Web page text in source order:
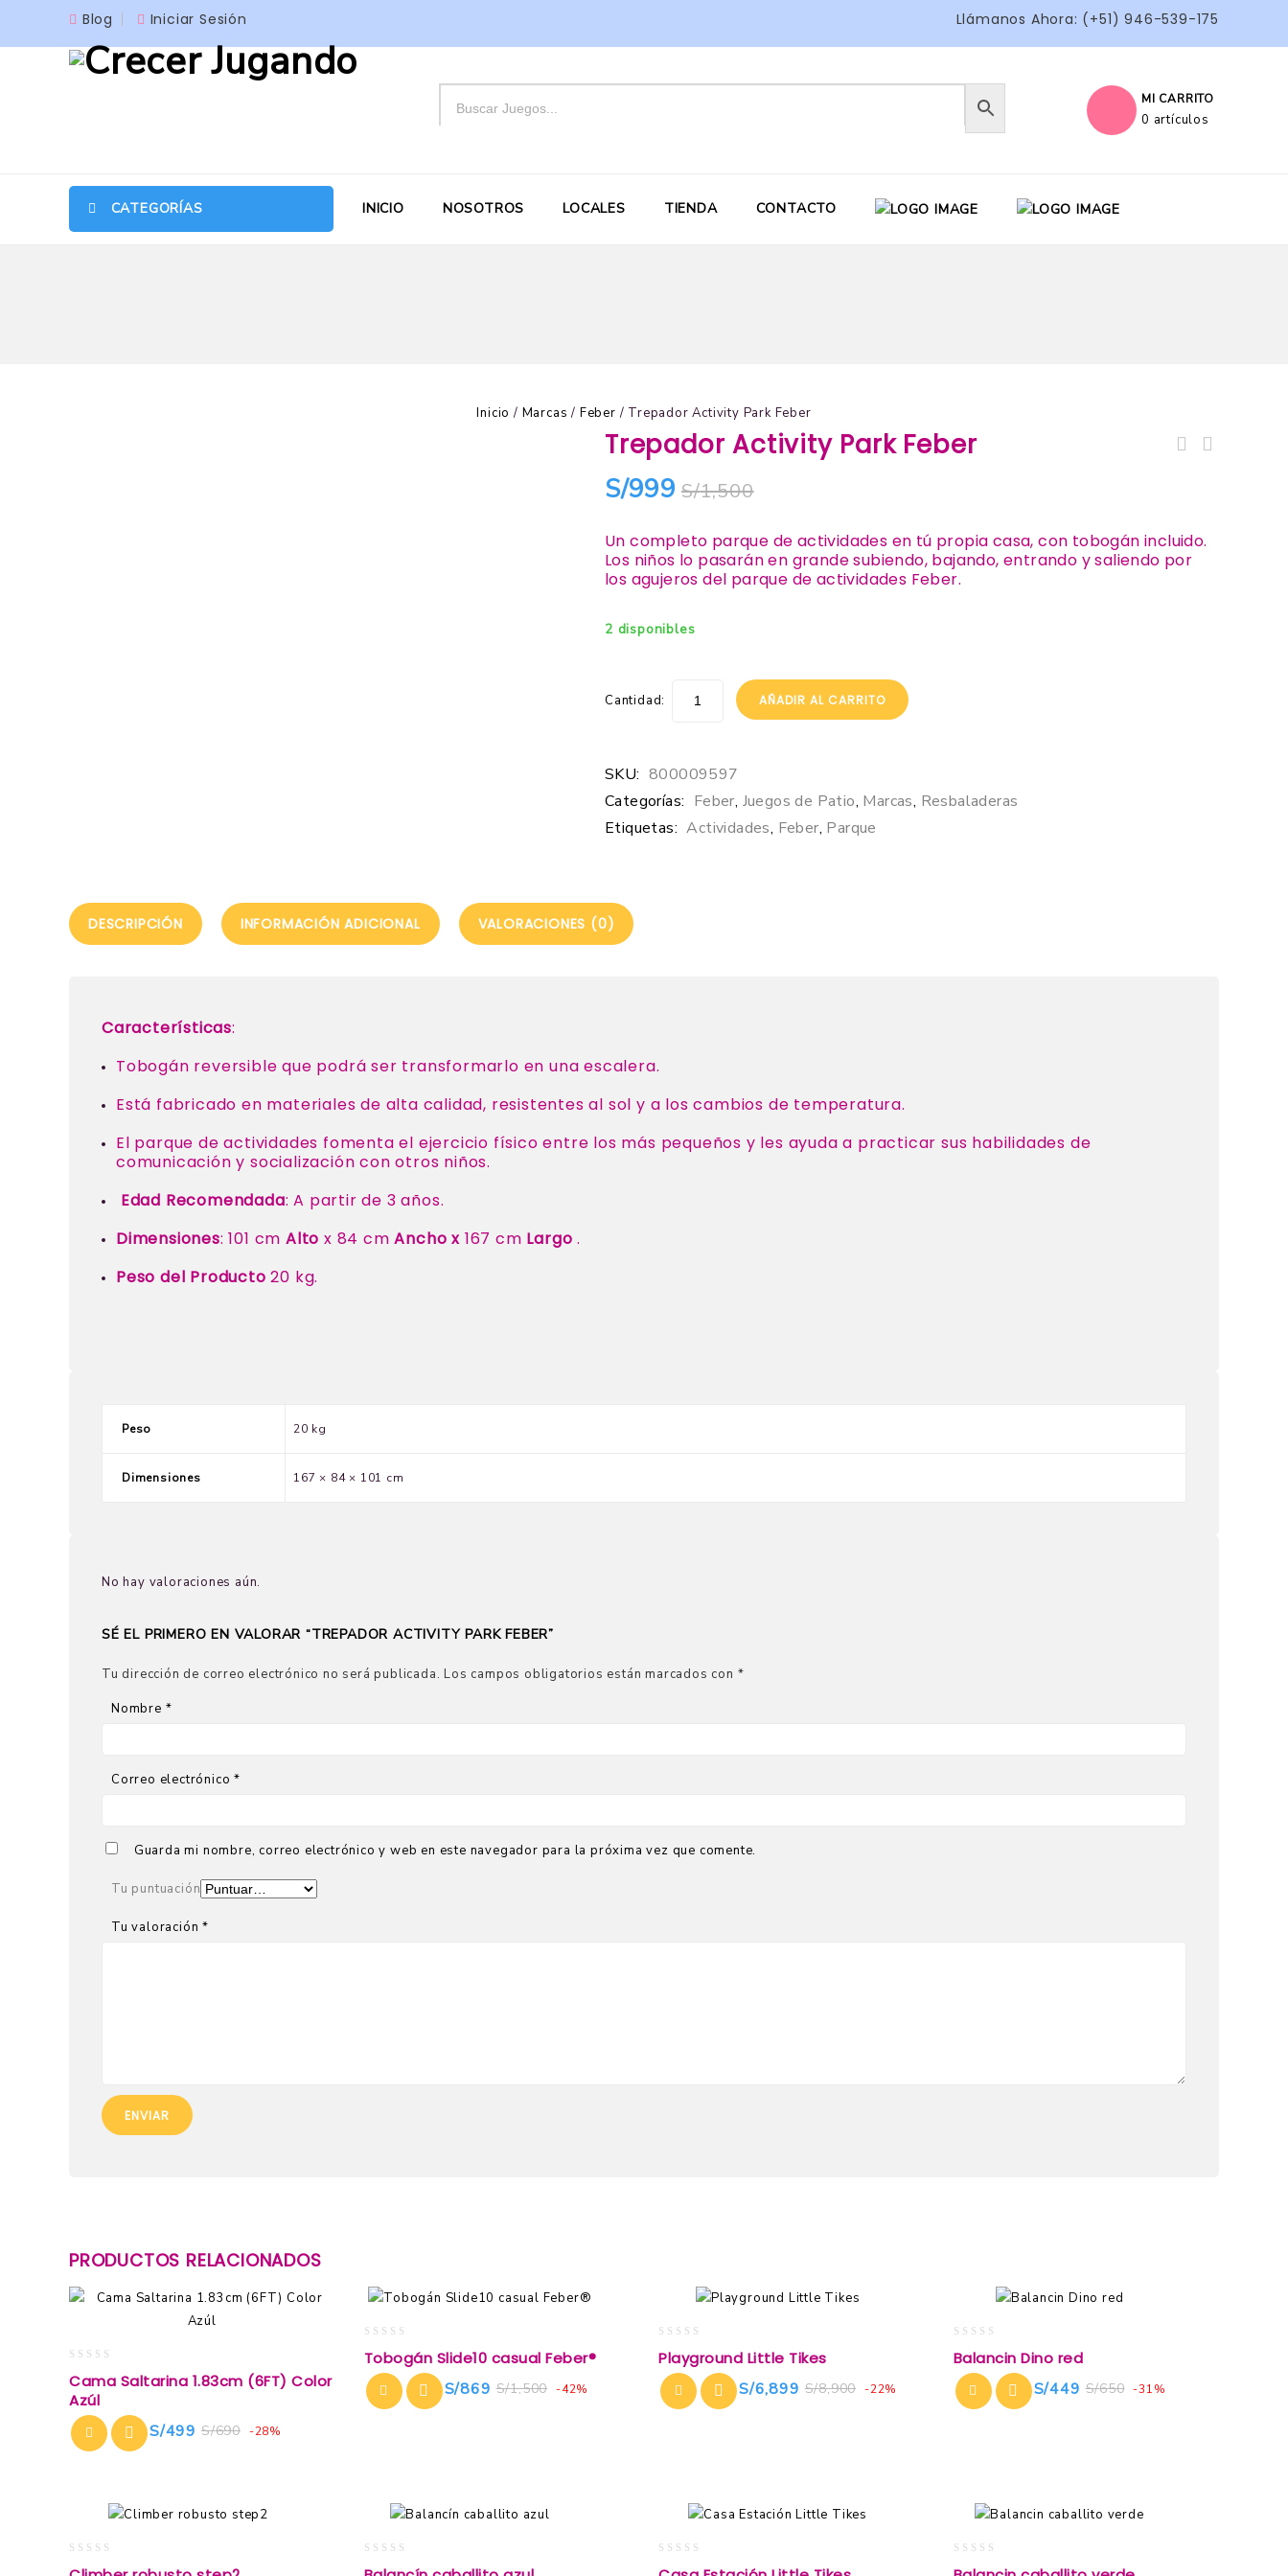
Blog Iniciar Sesión Llámanos Ahora: (+51) 946-539-175
MI CARRITO
0 artículos
CATEGORÍAS INICIO NOSOTROS LOCALES TIENDA CONTACTO
Inicio / Marcas / Feber / Trepador Activity Park Feber
Trepador Activity Park Feber
S/1,500
S/999
Un completo parque de actividades en tú propia casa, con tobogán incluido.
Los niños lo pasarán en grande subiendo, bajando, entrando y saliendo por
los agujeros del parque de actividades Feber.
2 disponibles
Cantidad: AÑADIR AL CARRITO
SKU: 800009597
Categorías: Feber, Juegos de Patio, Marcas, Resbaladeras
Etiquetas: Actividades, Feber, Parque
DESCRIPCIÓN INFORMACIÓN ADICIONAL VALORACIONES (0)
Características:
Tobogán reversible que podrá ser transformarlo en una escalera.
Está fabricado en materiales de alta calidad, resistentes al sol y a los cambios de temperatura.
El parque de actividades fomenta el ejercicio físico entre los más pequeños y les ayuda a practicar sus habilidades de
comunicación y socialización con otros niños.
Edad Recomendada: A partir de 3 años.
Dimensiones: 101 cmAlto x 84 cmAncho x 167 cm Largo .
Peso del Producto 20 kg.
Peso 20 kg
Dimensiones 167 × 84 × 101 cm
No hay valoraciones aún.
SÉ EL PRIMERO EN VALORAR “TREPADOR ACTIVITY PARK FEBER”
Tu dirección de correo electrónico no será publicada. Los campos obligatorios están marcados con *
Nombre *
Correo electrónico*
Guarda mi nombre, correo electrónico y web en este navegador para la próxima vez que comente.
Tu puntuación
Tu valoración*
PRODUCTOS RELACIONADOS
out
of
5
Cama Saltarina 1.83cm (6FT) Color
Azúl
S/690
S/499 -28%
out
of
5
Tobogán Slide10 casual Feber®
S/1,500
S/869 -42%
out
of
5
Playground Little Tikes
S/8,900
S/6,899 -22%
out
of
5
Balancin Dino red
S/650
S/449 -31%